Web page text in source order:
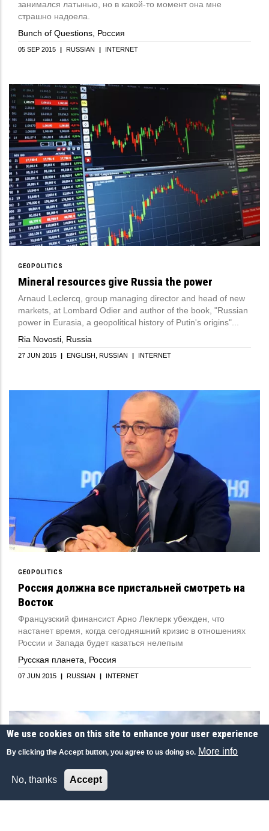
занимался латынью, но в какой-то момент она мне
страшно надоела.
Bunch of Questions, Россия
05 SEP 2015 RUSSIAN INTERNET
GEOPOLITICS
Mineral resources give Russia the power
Arnaud Leclercq, group managing director and head of new
markets, at Lombard Odier and author of the book, "Russian
power in Eurasia, a geopolitical history of Putin's origins"...
Ria Novosti, Russia
27 JUN 2015 | ENGLISH RUSSIAN | INTERNET
GEOPOLITICS
Россия должна все пристальней смотреть на
Восток
Французский финансист Арно Леклерк убежден, что
настанет время, когда сегодняшний кризис в отношениях
России и Запада будет казаться нелепым
Русская планета, Россия
07 JUN 2015 | RUSSIAN | INTERNET
We use cookies on this site to enhance your user experience
By clicking the Accept button, you agree to us doing so. More info
No, thanks Accept